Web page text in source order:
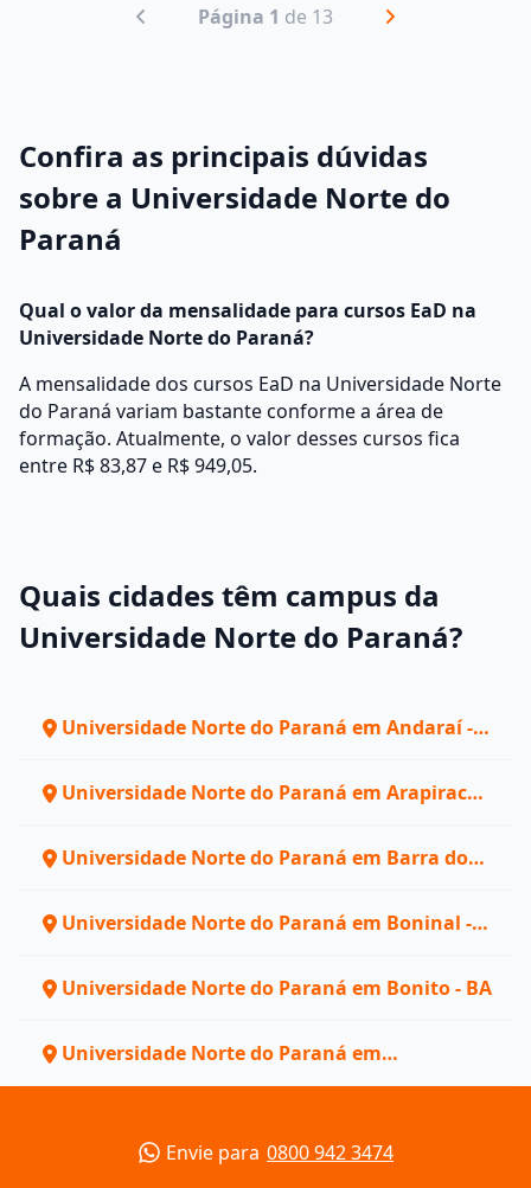
Página 1 de 13
Confira as principais dúvidas
sobre a Universidade Norte do
Paraná
Qual o valor da mensalidade para cursos EaD na
Universidade Norte do Paraná?
A mensalidade dos cursos EaD na Universidade Norte
do Paraná variam bastante conforme a área de
formação. Atualmente, o valor desses cursos fica
entre R$ 83,87 e R$ 949,05.
Quais cidades têm campus da
Universidade Norte do Paraná?
Universidade Norte do Paraná em Andaraí -
Universidade Norte do Paraná em Arapiraca -
Universidade Norte do Paraná em Barra do
Universidade Norte do Paraná em Boninal -
Universidade Norte do Paraná em Bonito - BA
Universidade Norte do Paraná em
Canguaretama - RN
Envie para 0800 942 3474